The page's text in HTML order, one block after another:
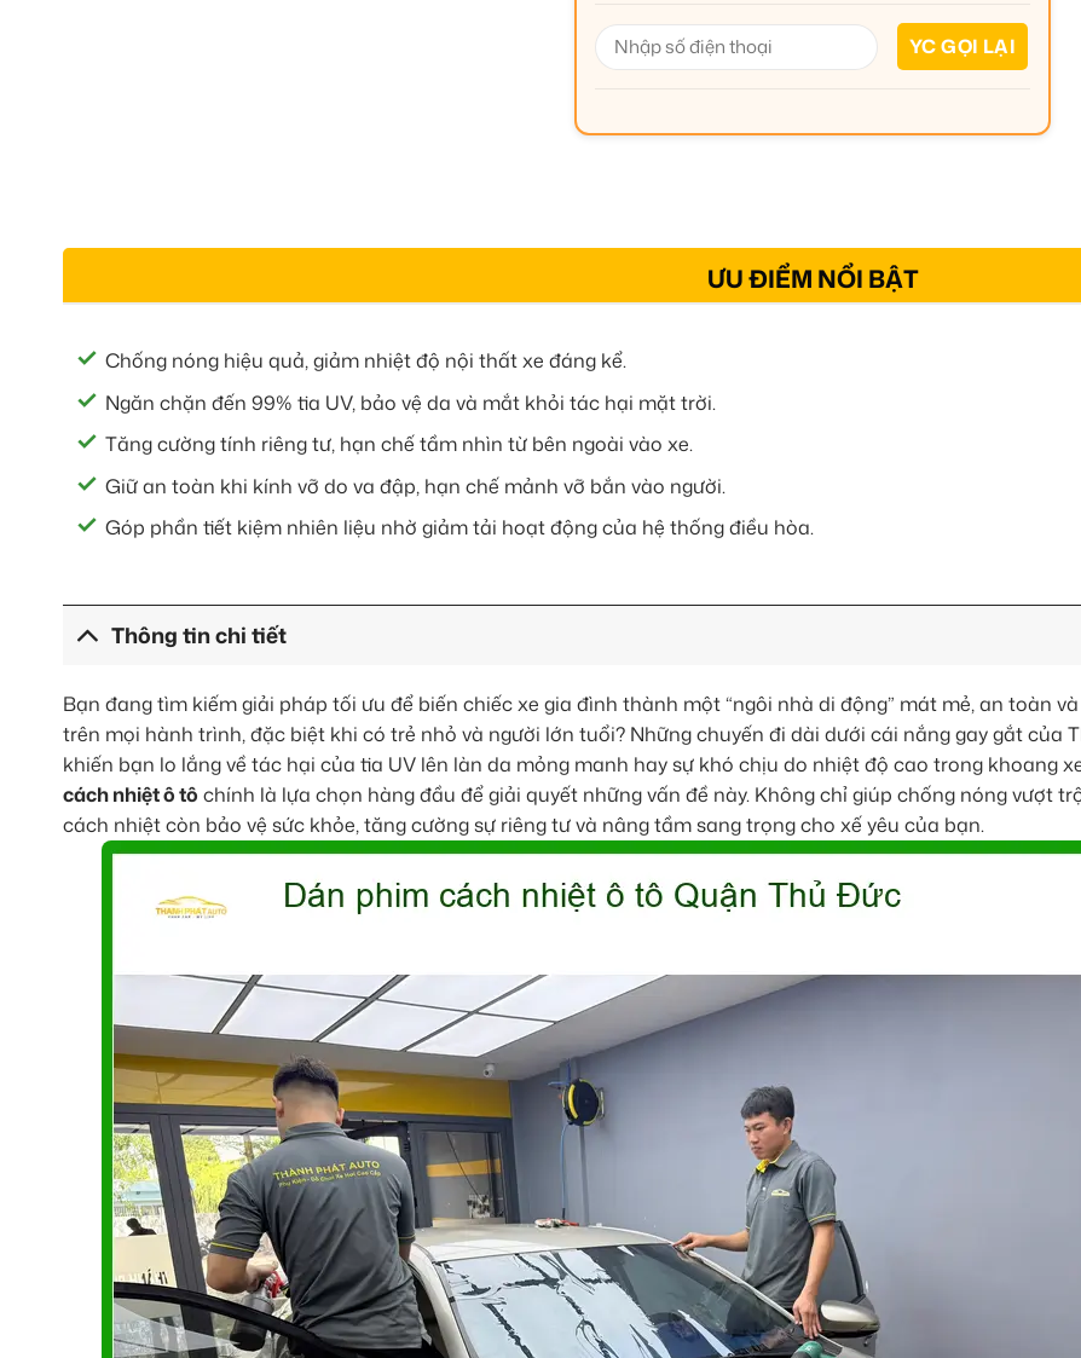
ƯU ĐIỂM NỔI BẬT
Chống nóng hiệu quả, giảm nhiệt độ nội thất xe đáng kể.
Ngăn chặn đến 99% tia UV, bảo vệ da và mắt khỏi tác hại mặt trời.
Tăng cường tính riêng tư, hạn chế tầm nhìn từ bên ngoài vào xe.
Giữ an toàn khi kính vỡ do va đập, hạn chế mảnh vỡ bắn vào người.
Góp phần tiết kiệm nhiên liệu nhờ giảm tải hoạt động của hệ thống điều hòa.
Thông tin chi tiết
Bạn đang tìm kiếm giải pháp tối ưu để biến chiếc xe gia đình thành một “ngôi nhà di động” mát mẻ, an toàn
trên mọi hành trình, đặc biệt khi có trẻ nhỏ và người lớn tuổi? Những chuyến đi dài dưới cái nắng gay gắt của
khiến bạn lo lắng về tác hại của tia UV lên làn da mỏng manh hay sự khó chịu do nhiệt độ cao trong khoang
cách nhiệt ô tô chính là lựa chọn hàng đầu để giải quyết những vấn đề này. Không chỉ giúp chống nóng vượt
cách nhiệt còn bảo vệ sức khỏe, tăng cường sự riêng tư và nâng tầm sang trọng cho xế yêu của bạn.